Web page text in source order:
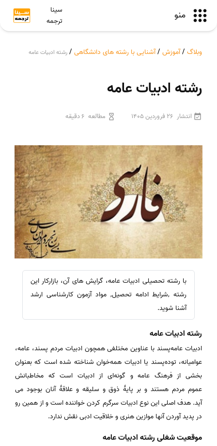
منو
سینا
ترجمه
وبلاگ /آموزش /آشنایی با رشته های دانشگاهی / رشته ادبیات عامه
رشته ادبیات عامه
انتشار 26 فروردین 1405 مطالعه 6 دقیقه
با رشته تحصیلی ادبیات عامه، گرایش های آن، بازارکار این
رشته ,شرایط ادامه تحصیل, مواد آزمون کارشناسی ارشد
آشنا شوید.
رشته ادبیات عامه
ادبیات عامه‌پسند با عناوین مختلفی همچون ادبیات مردم‌ پسند، عامه،
عوامیانه، توده‌پسند یا ادبیات همه‌خوان شناخته شده است که بعنوان
بخشی از فرهنگ عامه و گونه‌ای از ادبیات است که مخاطبانش
عموم مردم هستند و بر پایهٔ ذوق و سلیقه و علاقهٔ آنان بوجود می
آید. هدف اصلی این نوع ادبیات سرگرم کردن خواننده است و از همین رو
در پدید آوردن آنها موازین هنری و خلاقیت ادبی نقش ندارد.
موقعیت شغلی رشته ادبیات عامه